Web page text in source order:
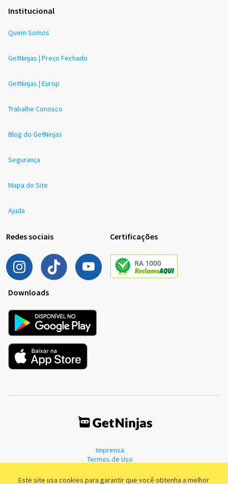
Este site usa cookies para garantir que você obtenha a melhor
Institucional
Quem Somos
GetNinjas | Preço Fechado
GetNinjas | Europ
Trabalhe Conosco
Blog do GetNinjas
Segurança
Mapa do Site
Ajuda
Redes sociais Certificações
Downloads
Imprensa
Termos de Uso